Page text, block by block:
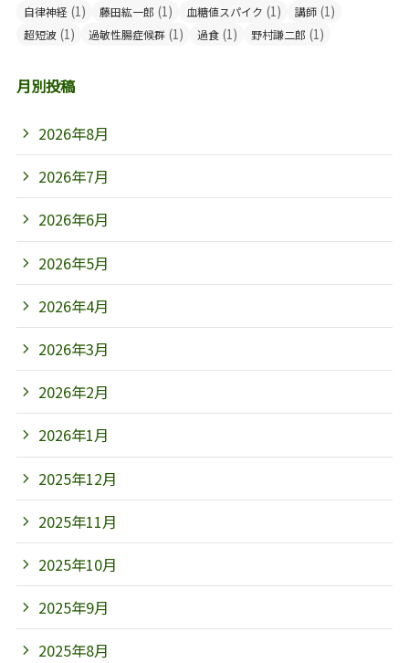
自律神経 (1) 藤田紘一郎 (1) 血糖値スパイク (1) 講師 (1)
超短波 (1) 過敏性腸症候群 (1) 過食 (1) 野村謙二郎 (1)
月別投稿
2026年8月
2026年7月
2026年6月
2026年5月
2026年4月
2026年3月
2026年2月
2026年1月
2025年12月
2025年11月
2025年10月
2025年9月
2025年8月